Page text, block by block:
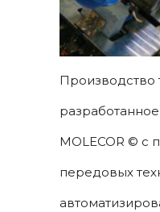
Производство
MOLECOR © с
передовых